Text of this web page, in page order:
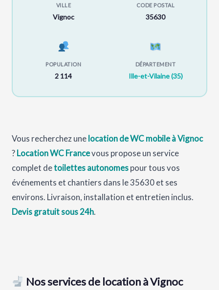
VILLE
Vignoc
CODE POSTAL
35630
POPULATION
2 114
DÉPARTEMENT
Ille-et-Vilaine (35)
Vous recherchez unelocation de WC mobile à Vignoc
?Location WC Francevous propose un service
complet detoilettes autonomespour tous vos
événements et chantiers dans le 35630 et ses
environs. Livraison, installation et entretien inclus.
Devis gratuit sous 24h.
Nos services de location à Vignoc